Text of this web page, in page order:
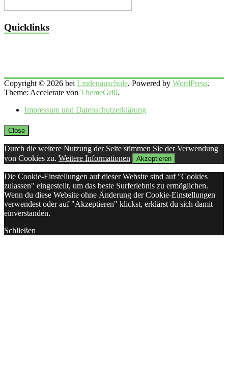
Quicklinks
Copyright © 2026 bei Lindenauschule. Powered by WordPress.
Theme: Accelerate von ThemeGrill.
Impressum und Datenschutzerklärung
Close
Durch die weitere Nutzung der Seite stimmen Sie der Verwendung
von Cookies zu. Weitere Informationen Akzeptieren
Die Cookie-Einstellungen auf dieser Website sind auf "Cookies
zulassen" eingestellt, um das beste Surferlebnis zu ermöglichen.
Wenn du diese Website ohne Änderung der Cookie-Einstellungen
verwendest oder auf "Akzeptieren" klickst, erklärst du sich damit
einverstanden.
Schließen